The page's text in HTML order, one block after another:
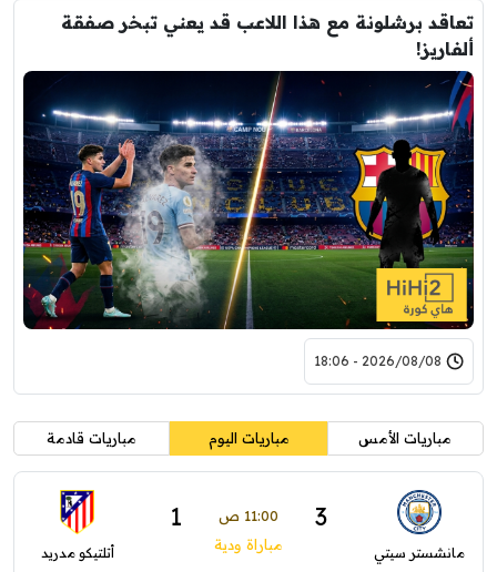
تعاقد برشلونة مع هذا اللاعب قد يعني تبخر صفقة
ألفاريز!
2026/08/08 - 18:06
مباريات الأمس مباريات اليوم مباريات قادمة
مانشستر سيتي
3 11:00 ص 1
مباراة ودية أتلتيكو مدريد